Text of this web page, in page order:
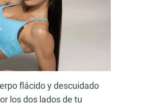
flácido y descuidado
los dos lados de tu